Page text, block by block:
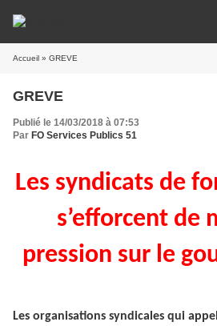
Accueil » GREVE
GREVE
Publié le 14/03/2018 à 07:53
Par FO Services Publics 51
Les syndicats de
s’efforcent de
pression sur le
Les organisations syndicales qui